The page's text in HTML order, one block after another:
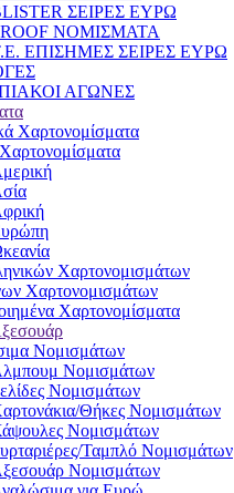
ΣΕΙΡΕΣ ΕΥΡΩ
ΝΟΜΙΣΜΑΤΑ
ΕΠΙΣΗΜΕΣ ΣΕΙΡΕΣ ΕΥΡΩ
ΑΓΩΝΕΣ
Χαρτονομίσματα
Χαρτονομισμάτων
Χαρτονομισμάτων
Χαρτονομίσματα
Νομισμάτων
Νομισμάτων
Νομισμάτων
Θήκες Νομισμάτων
Νομισμάτων
Ταμπλό Νομισμάτων
Νομισμάτων